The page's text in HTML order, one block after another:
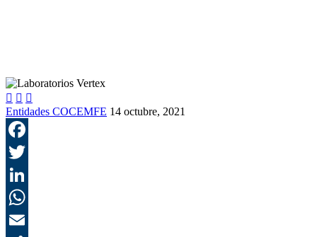
  
Entidades COCEMFE 14 octubre, 2021